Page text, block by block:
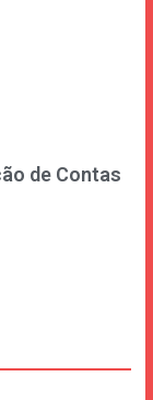
de Contas